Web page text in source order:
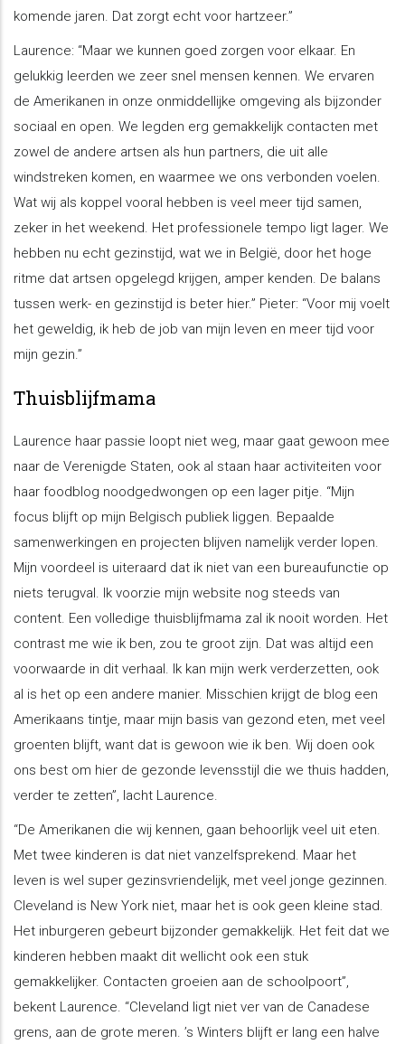
komende jaren. Dat zorgt echt voor hartzeer.”
Laurence: “Maar we kunnen goed zorgen voor elkaar. En
gelukkig leerden we zeer snel mensen kennen. We ervaren
de Amerikanen in onze onmiddellijke omgeving als bijzonder
sociaal en open. We legden erg gemakkelijk contacten met
zowel de andere artsen als hun partners, die uit alle
windstreken komen, en waarmee we ons verbonden voelen.
Wat wij als koppel vooral hebben is veel meer tijd samen,
zeker in het weekend. Het professionele tempo ligt lager. We
hebben nu echt gezinstijd, wat we in België, door het hoge
ritme dat artsen opgelegd krijgen, amper kenden. De balans
tussen werk- en gezinstijd is beter hier.” Pieter: “Voor mij voelt
het geweldig, ik heb de job van mijn leven en meer tijd voor
mijn gezin.”
Thuisblijfmama
Laurence haar passie loopt niet weg, maar gaat gewoon mee
naar de Verenigde Staten, ook al staan haar activiteiten voor
haar foodblog noodgedwongen op een lager pitje. “Mijn
focus blijft op mijn Belgisch publiek liggen. Bepaalde
samenwerkingen en projecten blijven namelijk verder lopen.
Mijn voordeel is uiteraard dat ik niet van een bureaufunctie op
niets terugval. Ik voorzie mijn website nog steeds van
content. Een volledige thuisblijfmama zal ik nooit worden. Het
contrast me wie ik ben, zou te groot zijn. Dat was altijd een
voorwaarde in dit verhaal. Ik kan mijn werk verderzetten, ook
al is het op een andere manier. Misschien krijgt de blog een
Amerikaans tintje, maar mijn basis van gezond eten, met veel
groenten blijft, want dat is gewoon wie ik ben. Wij doen ook
ons best om hier de gezonde levensstijl die we thuis hadden,
verder te zetten”, lacht Laurence.
“De Amerikanen die wij kennen, gaan behoorlijk veel uit eten.
Met twee kinderen is dat niet vanzelfsprekend. Maar het
leven is wel super gezinsvriendelijk, met veel jonge gezinnen.
Cleveland is New York niet, maar het is ook geen kleine stad.
Het inburgeren gebeurt bijzonder gemakkelijk. Het feit dat we
kinderen hebben maakt dit wellicht ook een stuk
gemakkelijker. Contacten groeien aan de schoolpoort”,
bekent Laurence. “Cleveland ligt niet ver van de Canadese
grens, aan de grote meren. ’s Winters blijft er lang een halve